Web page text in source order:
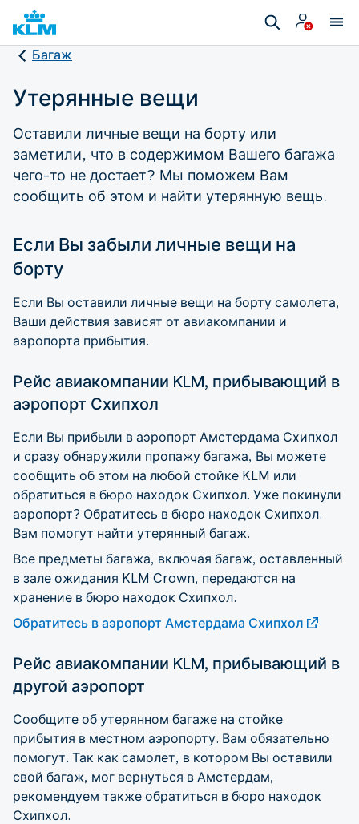
Багаж
Утерянные вещи
Оставили личные вещи на борту или
заметили, что в содержимом Вашего багажа
чего-то не достает? Мы поможем Вам
сообщить об этом и найти утерянную вещь.
Если Вы забыли личные вещи на
борту
Если Вы оставили личные вещи на борту самолета,
Ваши действия зависят от авиакомпании и
аэропорта прибытия.
Рейс авиакомпании KLM, прибывающий в
аэропорт Схипхол
Если Вы прибыли в аэропорт Амстердама Схипхол
и сразу обнаружили пропажу багажа, Вы можете
сообщить об этом на любой стойке KLM или
обратиться в бюро находок Схипхол. Уже покинули
аэропорт? Обратитесь в бюро находок Схипхол.
Вам помогут найти утерянный багаж.
Все предметы багажа, включая багаж, оставленный
в зале ожидания KLM Crown, передаются на
хранение в бюро находок Схипхол.
Обратитесь в аэропорт Амстердама Схипхол
Рейс авиакомпании KLM, прибывающий в
другой аэропорт
Сообщите об утерянном багаже на стойке
прибытия в местном аэропорту. Вам обязательно
помогут. Так как самолет, в котором Вы оставили
свой багаж, мог вернуться в Амстердам,
рекомендуем также обратиться в бюро находок
Схипхол.